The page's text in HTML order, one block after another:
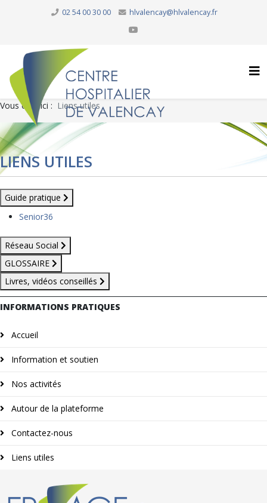
02 54 00 30 00 hlvalencay@hlvalencay.fr
Vous êtes ici : Liens utiles
LIENS UTILES
Guide pratique
Senior36
Réseau Social
GLOSSAIRE
Livres, vidéos conseillés
INFORMATIONS PRATIQUES
Accueil
Information et soutien
Nos activités
Autour de la plateforme
Contactez-nous
Liens utiles